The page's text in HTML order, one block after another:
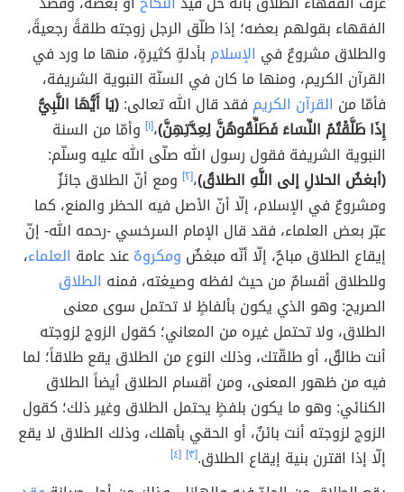
الفقهاء بقولهم بعضه؛ إذا طلّق الرجل زوجته طلقةً رجعيةً،
والطلاق مشروعٌ في الإسلام بأدلةٍ كثيرةٍ، منها ما ورد في
القرآن الكريم، ومنها ما كان في السنّة النبوية الشريفة،
فأمّا من القرآن الكريم فقد قال الله تعالى:(يَا أَيُّهَا النَّبِيُّ
إِذَا طَلَّقْتُمُ النِّسَاءَ فَطَلِّقُوهُنَّ لِعِدَّتِهِنَّ)،[١] وأمّا من السنة
النبوية الشريفة فقول رسول الله صلّى الله عليه وسلّم:
(أبغضُ الحلالِ إلى اللَّهِ الطلاقُ)،[٢]
ومع أنّ الطلاق جائزٌ
ومشروعٌ في الإسلام، إلّا أنّ الأصل فيه الحظر والمنع، كما
عبّر بعض العلماء، فقد قال الإمام السرخسي -رحمه الله- إنّ
إيقاع الطلاق مباحٌ، إلّا أنّه مبغضٌ ومكروهٌعند عامة العلماء،
وللطلاق أقسامٌ من حيث لفظه وصيغته، فمنه الطلاق
الصريح: وهو الذي يكون بألفاظٍ لا تحتمل سوى معنى
الطلاق، ولا تحتمل غيره من المعاني؛ كقول الزوج لزوجته
أنت طالقٌ، أو طلقّتك، وذلك النوع من الطلاق يقع طلاقاً؛ لما
فيه من ظهور المعنى، ومن أقسام الطلاق أيضاً الطلاق
الكنائي: وهو ما يكون بلفظٍ يحتمل الطلاق وغير ذلك؛ كقول
الزوج لزوجته أنت بائنٌ، أو الحقي بأهلك، وذلك الطلاق لا يقع
إلّا إذا اقترن بنية إيقاع الطلاق.[٣] [٤]